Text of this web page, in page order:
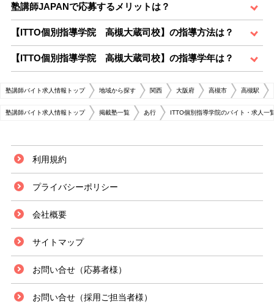
塾講師JAPANで応募するメリットは？
【ITTO個別指導学院 高槻大蔵司校】の指導方法は？
【ITTO個別指導学院 高槻大蔵司校】の指導学年は？
塾講師バイト求人情報トップ 地域から探す 関西 大阪府 高槻市 高槻駅
塾講師バイト求人情報トップ 掲載塾一覧 あ行 ITTO個別指導学院のバイト・求人一
利用規約
プライバシーポリシー
会社概要
サイトマップ
お問い合せ（応募者様）
お問い合せ（採用ご担当者様）